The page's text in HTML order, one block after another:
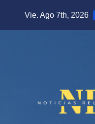
Vie. Ago 7th, 2026